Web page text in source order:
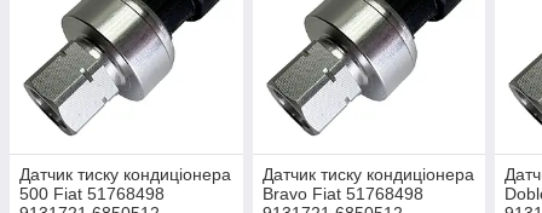
Датчик тиску кондиціонера
500 Fiat 51768498
Датчик тиску кондиціонера
Bravo Fiat 51768498